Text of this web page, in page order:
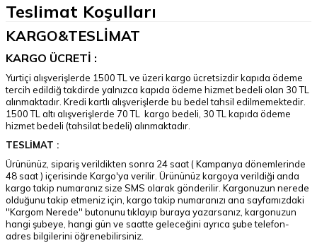
Teslimat Koşulları
KARGO&TESLİMAT
KARGO ÜCRETİ :
Yurtiçi alışverişlerde 1500 TL ve üzeri kargo ücretsizdir kapıda ödeme
tercih edildiğ takdirde yalnızca kapıda ödeme hizmet bedeli olan 30 TL
alınmaktadır. Kredi kartlı alışverişlerde bu bedel tahsil edilmemektedir.
1500 TL altı alışverişlerde 70 TL kargo bedeli, 30 TL kapıda ödeme
hizmet bedeli (tahsilat bedeli) alınmaktadır.
TESLİMAT :
Ürününüz, sipariş verildikten sonra 24 saat ( Kampanya dönemlerinde
48 saat ) içerisinde Kargo'ya verilir. Ürününüz kargoya verildiği anda
kargo takip numaranız size SMS olarak gönderilir. Kargonuzun nerede
olduğunu takip etmeniz için, kargo takip numaranızı ana sayfamızdaki
''Kargom Nerede'' butonunu tıklayıp buraya yazarsanız, kargonuzun
hangi şubeye, hangi gün ve saatte geleceğini ayrıca şube telefon-
adres bilgilerini öğrenebilirsiniz.